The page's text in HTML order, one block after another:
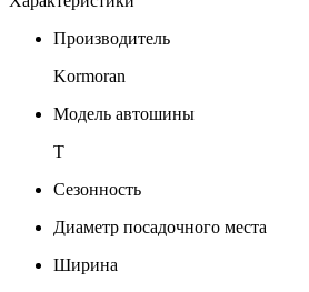
Производитель
Kormoran
Модель автошины
T
Сезонность
Диаметр посадочного места
Ширина